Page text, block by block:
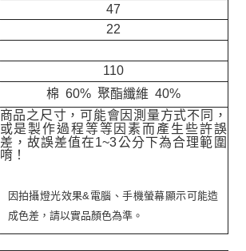
47
22
110
棉 60% 聚酯纖維 40%
商品之尺寸，可能會因測量方式不同，
或是製作過程等等因素而產生些許誤
差，故誤差值在1~3公分下為合理範圍
唷！
因拍攝燈光效果&電腦、手機螢幕顯示可能造
成色差，請以實品顏色為準。